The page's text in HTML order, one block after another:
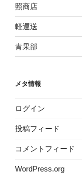
照商店
軽運送
青果部
メタ情報
ログイン
投稿フィード
コメントフィード
WordPress.org